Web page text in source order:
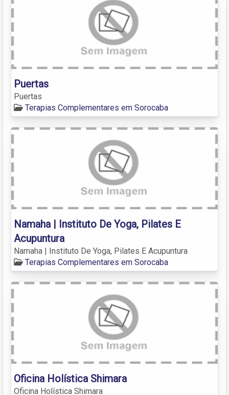
Puertas
Puertas
Terapias Complementares em Sorocaba
Namaha | Instituto De Yoga, Pilates E
Acupuntura
Namaha | Instituto De Yoga, Pilates E Acupuntura
Terapias Complementares em Sorocaba
Oficina Holística Shimara
Oficina Holística Shimara